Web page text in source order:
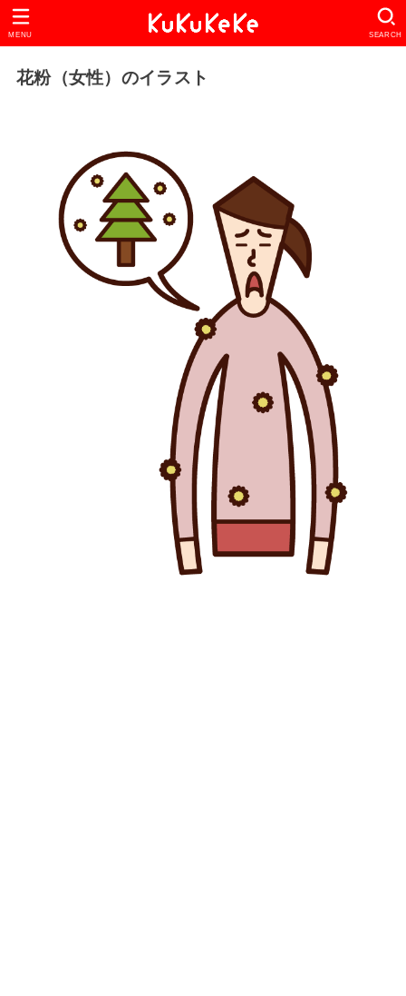
SEARCH
MENU
花粉（女性）のイラスト